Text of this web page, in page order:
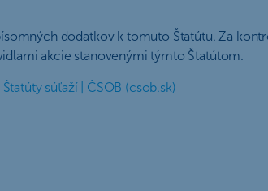
dodatkov k tomuto Štatútu. Za
akcie stanovenými týmto Štatútom.
Štatúty súťaží | ČSOB (csob.sk)